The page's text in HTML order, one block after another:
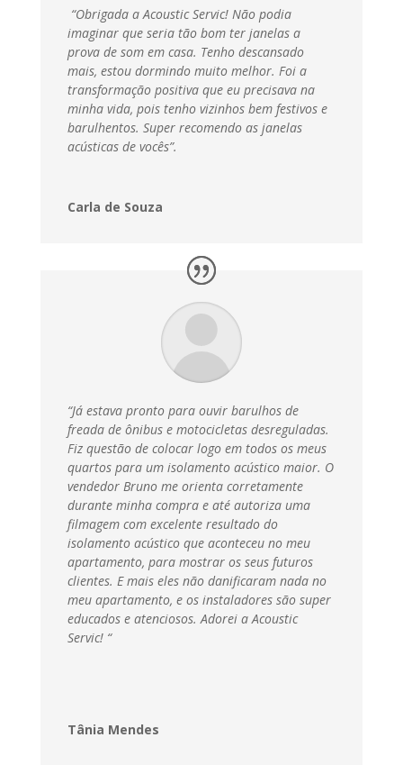
“Obrigada a Acoustic Servic! Não podia
imaginar que seria tão bom ter janelas a
prova de som em casa. Tenho descansado
mais, estou dormindo muito melhor. Foi a
transformação positiva que eu precisava na
minha vida, pois tenho vizinhos bem festivos e
barulhentos. Super recomendo as janelas
acústicas de vocês”.
Carla de Souza
“Já estava pronto para ouvir barulhos de
freada de ônibus e motocicletas desreguladas.
Fiz questão de colocar logo em todos os meus
quartos para um isolamento acústico maior. O
vendedor Bruno me orienta corretamente
durante minha compra e até autoriza uma
filmagem com excelente resultado do
isolamento acústico que aconteceu no meu
apartamento, para mostrar os seus futuros
clientes. E mais eles não danificaram nada no
meu apartamento, e os instaladores são super
educados e atenciosos. Adorei a Acoustic
Servic! “
Tânia Mendes